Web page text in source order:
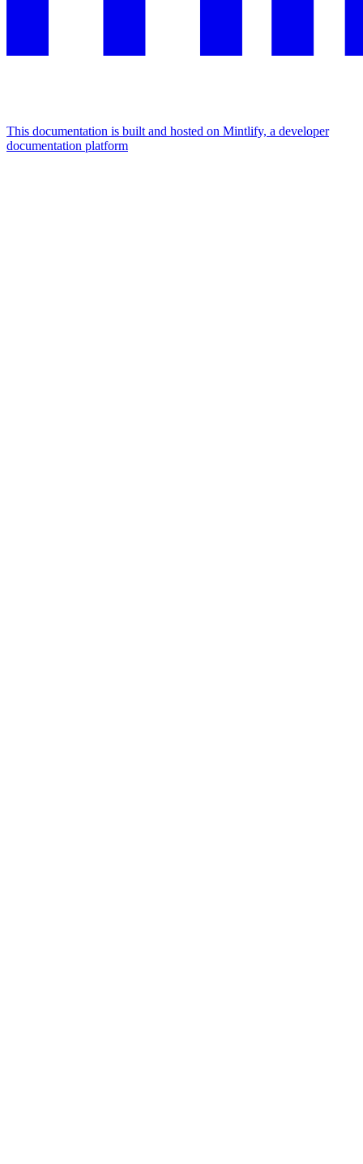
This documentation is built and hosted on Mintlify, a developer
documentation platform